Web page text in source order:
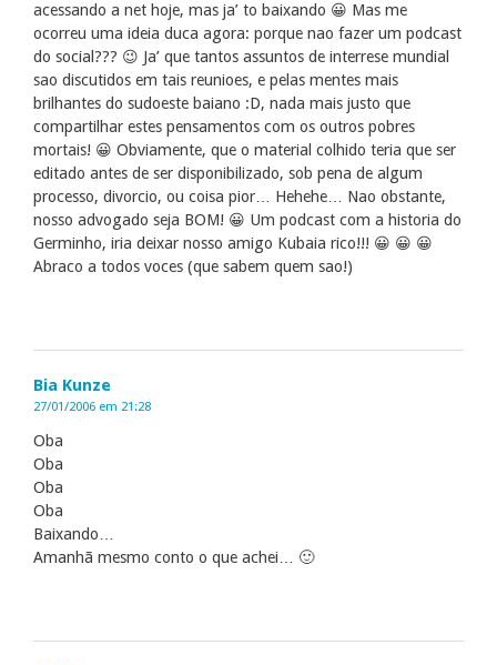
acessando a net hoje, mas ja’ to baixando 😀 Mas me
ocorreu uma ideia duca agora: porque nao fazer um podcast
do social??? 😉 Ja’ que tantos assuntos de interrese mundial
sao discutidos em tais reunioes, e pelas mentes mais
brilhantes do sudoeste baiano :D, nada mais justo que
compartilhar estes pensamentos com os outros pobres
mortais! 😀 Obviamente, que o material colhido teria que ser
editado antes de ser disponibilizado, sob pena de algum
processo, divorcio, ou coisa pior… Hehehe… Nao obstante,
nosso advogado seja BOM! 😀 Um podcast com a historia do
Germinho, iria deixar nosso amigo Kubaia rico!!! 😀 😀 😀
Abraco a todos voces (que sabem quem sao!)
Bia Kunze
27/01/2006 em 21:28
Oba
Oba
Oba
Oba
Baixando…
Amanhã mesmo conto o que achei… 🙂